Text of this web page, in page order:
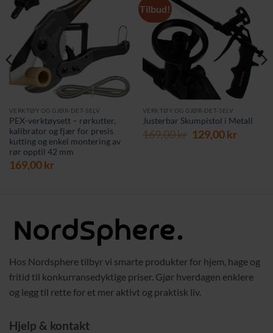
VERKTØY OG GJØR-DET-SELV
PEX-verktøysett – rørkutter,
kalibrator og fjær for presis
kutting og enkel montering av
rør opptil 42 mm
169,00kr
Tilbud!
VERKTØY OG GJØR-DET-SELV
Justerbar Skumpistol i Metall
169,00kr Opprinnelig
129,00kr
Hos Nordsphere tilbyr vi smarte produkter for hjem, hage og
fritid til konkurransedyktige priser. Gjør hverdagen enklere
og legg til rette for et mer aktivt og praktisk liv.
Hjelp & kontakt